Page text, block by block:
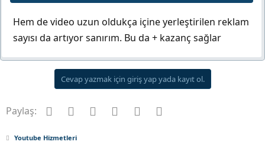
Hem de video uzun oldukça içine yerleştirilen reklam
sayısı da artıyor sanırım. Bu da + kazanç sağlar
Cevap yazmak için giriş yap yada kayıt ol.
Paylaş: Facebook
Twitter Pinterest
Tumblr WhatsApp
Youtube Hizmetleri